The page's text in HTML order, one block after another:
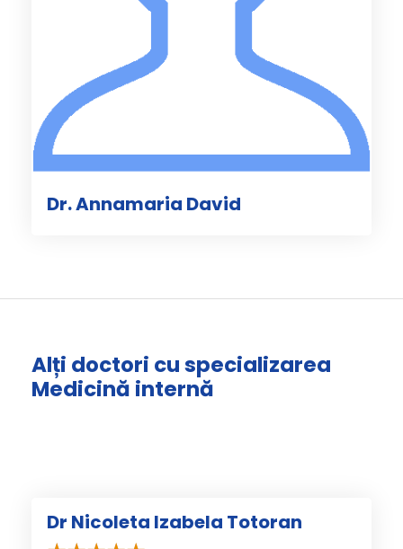
Dr. Annamaria David
Alți doctori cu specializarea
Medicină internă
Dr Nicoleta Izabela Totoran